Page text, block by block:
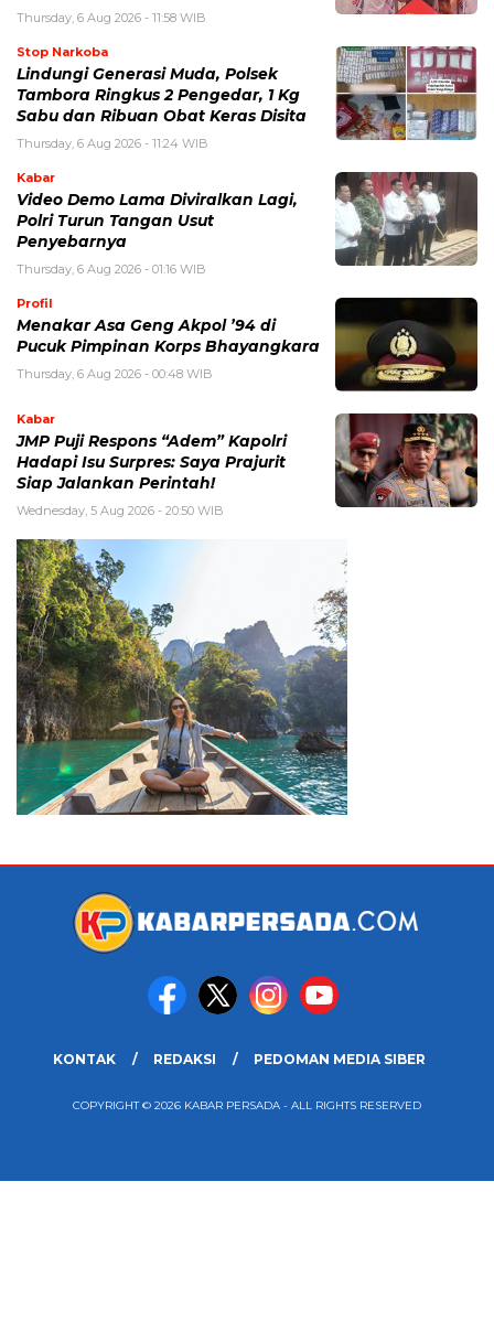
Thursday, 6 Aug 2026 - 11:58 WIB
Stop Narkoba
Lindungi Generasi Muda, Polsek
Tambora Ringkus 2 Pengedar, 1 Kg
Sabu dan Ribuan Obat Keras Disita
Thursday, 6 Aug 2026 - 11:24 WIB
Kabar
Video Demo Lama Diviralkan Lagi,
Polri Turun Tangan Usut
Penyebarnya
Thursday, 6 Aug 2026 - 01:16 WIB
Profil
Menakar Asa Geng Akpol ’94 di
Pucuk Pimpinan Korps Bhayangkara
Thursday, 6 Aug 2026 - 00:48 WIB
Kabar
JMP Puji Respons “Adem” Kapolri
Hadapi Isu Surpres: Saya Prajurit
Siap Jalankan Perintah!
Wednesday, 5 Aug 2026 - 20:50 WIB
KONTAK REDAKSI PEDOMAN MEDIA SIBER
COPYRIGHT © 2026 KABAR PERSADA - ALL RIGHTS RESERVED